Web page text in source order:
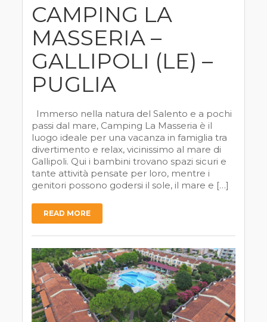
CAMPING LA
MASSERIA –
GALLIPOLI (LE) –
PUGLIA
Immerso nella natura del Salento e a pochi
passi dal mare, Camping La Masseria è il
luogo ideale per una vacanza in famiglia tra
divertimento e relax, vicinissimo al mare di
Gallipoli. Qui i bambini trovano spazi sicuri e
tante attività pensate per loro, mentre i
genitori possono godersi il sole, il mare e […]
READ MORE